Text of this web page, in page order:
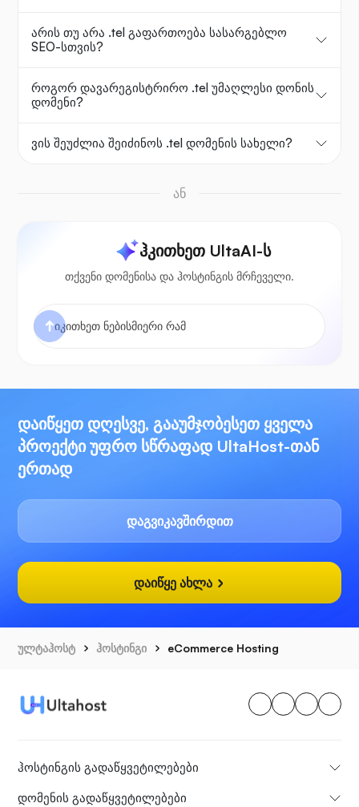
არის თუ არა .tel გაფართოება სასარგებლო
SEO-სთვის?
როგორ დავარეგისტრირო .tel უმაღლესი დონის
დომენი?
ვის შეუძლია შეიძინოს .tel დომენის სახელი?
ან
ჰკითხეთ UltaAI-ს
თქვენი დომენისა და ჰოსტინგის მრჩეველი.
დაიწყეთ დღესვე, გააუმჯობესეთ ყველა
პროექტი უფრო სწრაფად UltaHost-თან
ერთად
დაგვიკავშირდით
დაიწყე ახლა
ულტაჰოსტ ჰოსტინგი eCommerce Hosting
ჰოსტინგის გადაწყვეტილებები
დომენის გადაწყვეტილებები